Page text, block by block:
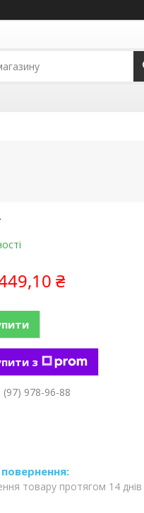
₴
з
(97) 978-96-88
товару протягом 14 днів